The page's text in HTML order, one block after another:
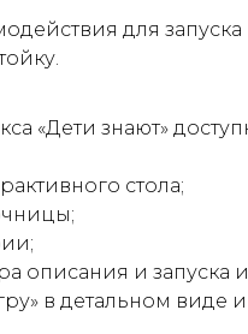
для
«Дети знают»
стола;
описания и запуска
в детальном виде